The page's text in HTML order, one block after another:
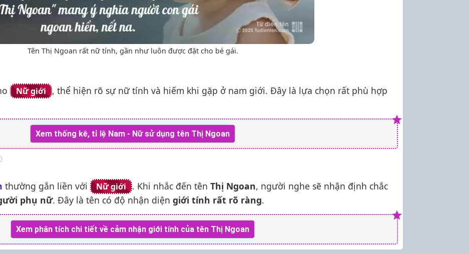
Tên Thị Ngoan rất nữ tính, gần như luôn được đặt cho bé gái.
Nữ giới , thể hiện rõ sự nữ tính và hiếm khi gặp ở nam giới. Đây là lựa chọn rất phù hợp
Xem thống kê, tỉ lệ Nam - Nữ sử dụng tên Thị Ngoan
thường gắn liền với Nữ giới . Khi nhắc đến tên Thị Ngoan, người nghe sẽ nhận định chắc
phụ nữ. Đây là tên có độ nhận diện giới tính rất rõ ràng.
Xem phân tích chi tiết về cảm nhận giới tính của tên Thị Ngoan